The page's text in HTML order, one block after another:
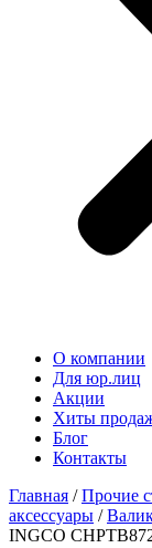
О компании
Для юр.лиц
Акции
Хиты
Блог
Контакты
Главная /Прочие
аксессуары /
INGCO